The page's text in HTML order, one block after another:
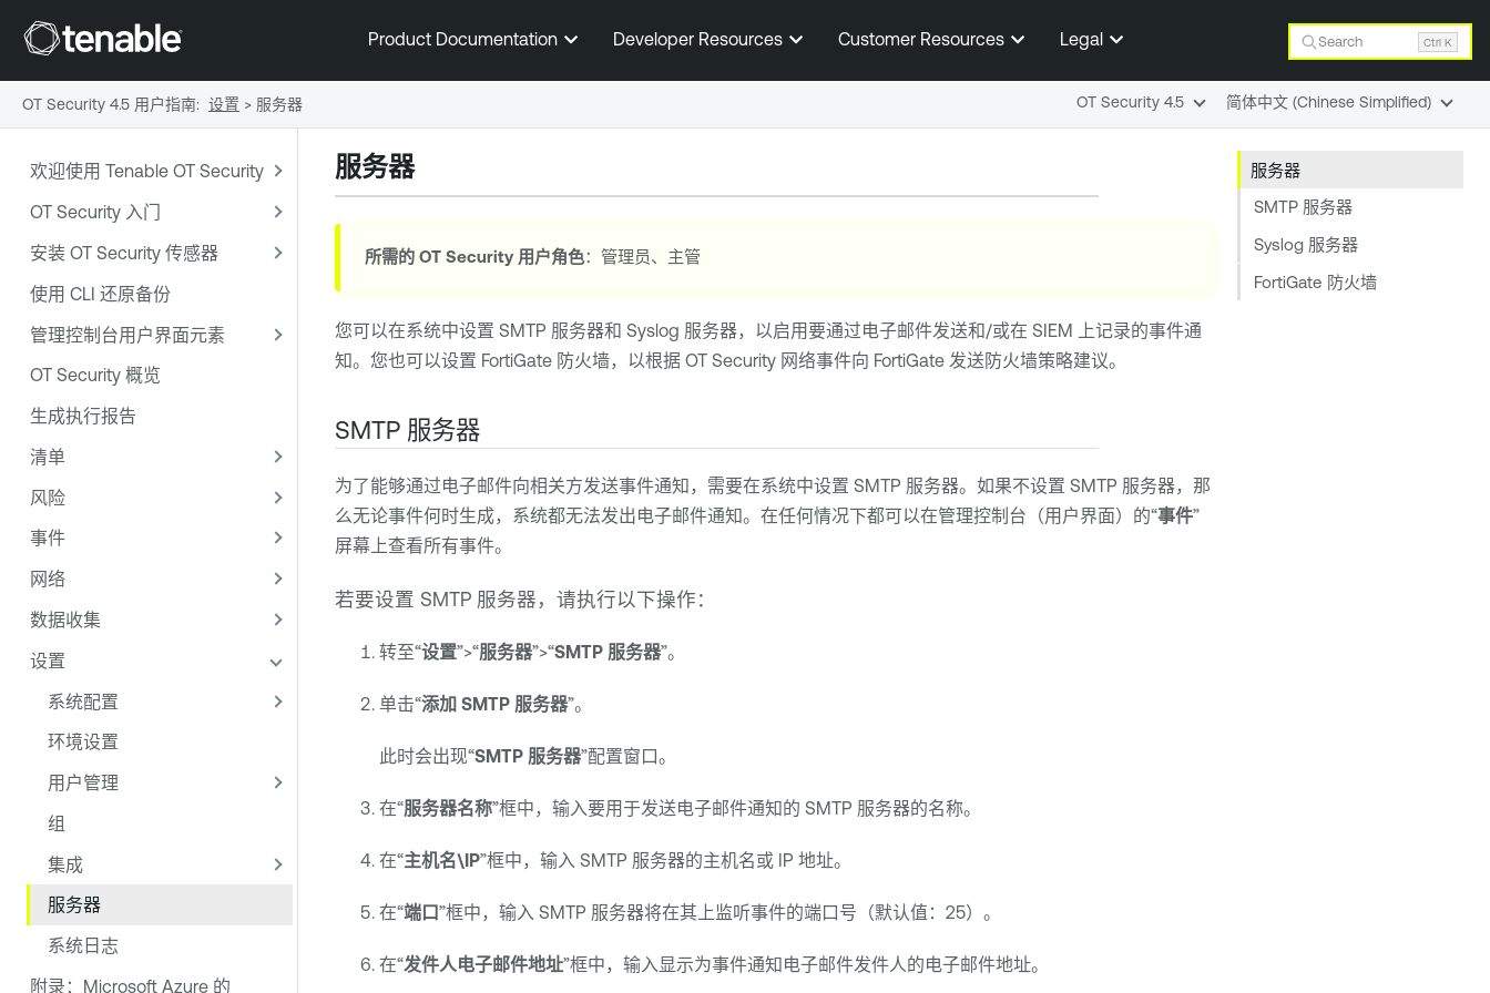
跳到主内容
Product Documentation Developer Resources Customer Resources Legal Search Ctrl K
欢迎使用 Tenable OT Security
OT Security 入门
安装 OT Security 传感器
使用 CLI 还原备份
管理控制台用户界面元素
OT Security 概览
生成执行报告
清单
风险
事件
网络
数据收集
设置
系统配置
环境设置
用户管理
组
集成
服务器
系统日志
附录：Microsoft Azure 的
服务器
SMTP 服务器
Syslog 服务器
FortiGate 防火墙
服务器
所需的OT Security 用户角色：管理员、主管
您可以在系统中设置 SMTP 服务器和 Syslog 服务器，以启用要通过电子邮件发送和/或在 SIEM 上记录的事件通
知。您也可以设置 FortiGate 防火墙，以根据 OT Security网络事件向 FortiGate 发送防火墙策略建议。
SMTP 服务器
为了能够通过电子邮件向相关方发送事件通知，需要在系统中设置 SMTP 服务器。如果不设置 SMTP 服务器，那
么无论事件何时生成，系统都无法发出电子邮件通知。在任何情况下都可以在管理控制台（用户界面）的“事件”
屏幕上查看所有事件。
若要设置 SMTP 服务器，请执行以下操作：
转至“设置”>“服务器”>“SMTP 服务器”。
单击“添加 SMTP 服务器”。
此时会出现“SMTP 服务器”配置窗口。
在“服务器名称”框中，输入要用于发送电子邮件通知的 SMTP 服务器的名称。
在“主机名\IP”框中，输入 SMTP 服务器的主机名或 IP 地址。
在“端口”框中，输入 SMTP 服务器将在其上监听事件的端口号（默认值：25）。
在“发件人电子邮件地址”框中，输入显示为事件通知电子邮件发件人的电子邮件地址。
OT Security 4.5 用户指南: 设置 > 服务器 OT Security 4.5 简体中文 (Chinese Simplified)